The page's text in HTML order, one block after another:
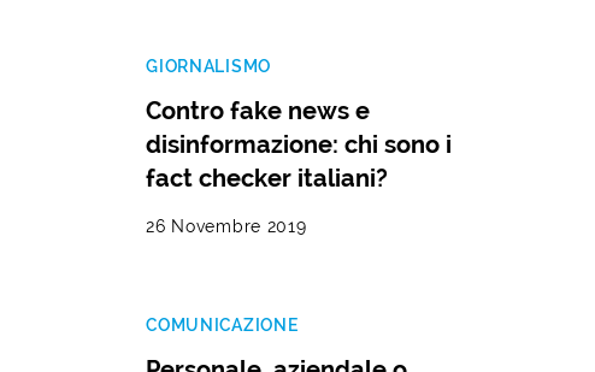
GIORNALISMO
Contro fake news e
disinformazione: chi sono i
fact checker italiani?
26 Novembre 2019
COMUNICAZIONE